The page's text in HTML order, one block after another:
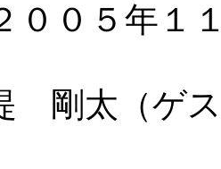
０５年１
剛太（ゲス